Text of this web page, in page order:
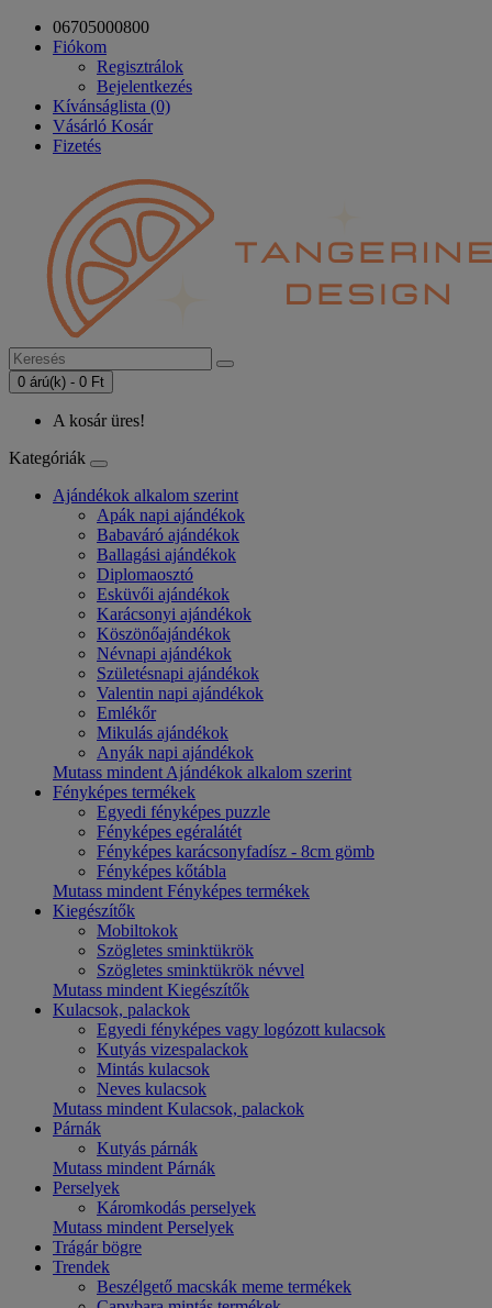
06705000800
Fiókom
Regisztrálok
Bejelentkezés
Kívánságlista (0)
Vásárló Kosár
Fizetés
0 árú(k) - 0 Ft
A kosár üres!
Kategóriák
Ajándékok alkalom szerint
Apák napi ajándékok
Babaváró ajándékok
Ballagási ajándékok
Diplomaosztó
Esküvői ajándékok
Karácsonyi ajándékok
Köszönőajándékok
Névnapi ajándékok
Születésnapi ajándékok
Valentin napi ajándékok
Emlékőr
Mikulás ajándékok
Anyák napi ajándékok
Mutass mindent Ajándékok alkalom szerint
Fényképes termékek
Egyedi fényképes puzzle
Fényképes egéralátét
Fényképes karácsonyfadísz - 8cm gömb
Fényképes kőtábla
Mutass mindent Fényképes termékek
Kiegészítők
Mobiltokok
Szögletes sminktükrök
Szögletes sminktükrök névvel
Mutass mindent Kiegészítők
Kulacsok, palackok
Egyedi fényképes vagy logózott kulacsok
Kutyás vizespalackok
Mintás kulacsok
Neves kulacsok
Mutass mindent Kulacsok, palackok
Párnák
Kutyás párnák
Mutass mindent Párnák
Perselyek
Káromkodás perselyek
Mutass mindent Perselyek
Trágár bögre
Trendek
Beszélgető macskák meme termékek